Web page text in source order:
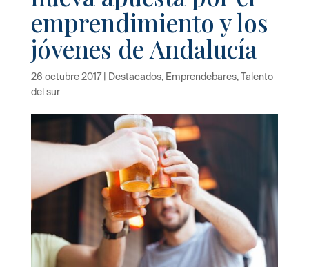
emprendimiento y los
jóvenes de Andalucía
26 octubre 2017| Destacados, Emprendebares,Talento
del sur